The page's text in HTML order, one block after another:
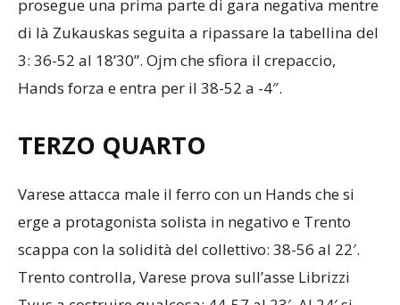
prosegue una prima parte di gara negativa mentre
di là Zukauskas seguita a ripassare la tabellina del
3: 36-52 al 18’30”. Ojm che sfiora il crepaccio,
Hands forza e entra per il 38-52 a -4″.
TERZO QUARTO
Varese attacca male il ferro con un Hands che si
erge a protagonista solista in negativo e Trento
scappa con la solidità del collettivo: 38-56 al 22′.
Trento controlla, Varese prova sull’asse Librizzi